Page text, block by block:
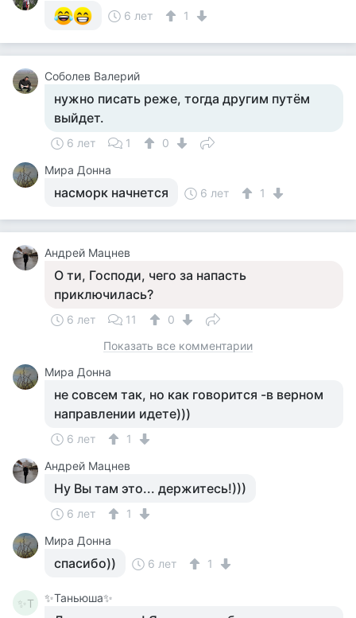
6 лет
1
Соболев Валерий
нужно писать реже, тогда другим путём
выйдет.
6 лет 1
0
Мира Донна
насморк начнется 6 лет 1
Андрей Мацнев
О ти, Господи, чего за напасть
приключилась?
6 лет 11
0
Показать все комментарии
Мира Донна
не совсем так, но как говорится -в верном
направлении идете)))
6 лет
1
Андрей Мацнев
Ну Вы там это... держитесь!)))
6 лет
1
Мира Донна
спасибо)) 6 лет 1
✨Т ✨Таньюша✨